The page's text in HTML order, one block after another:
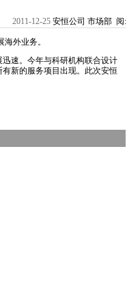
2011-12-25 安恒公司 市场部 阅:
外业务。
速。今年与科研机构联合设计
新的服务项目出现。此次安恒